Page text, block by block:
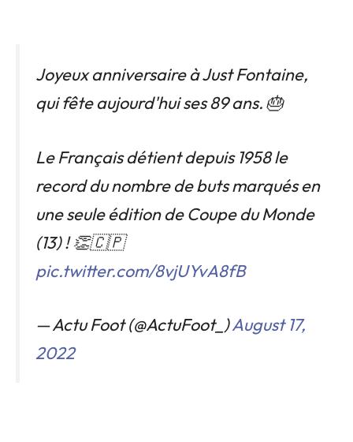
Joyeux anniversaire à Just Fontaine,
qui fête aujourd'hui ses 89 ans. 🎂
Le Français détient depuis 1958 le
record du nombre de buts marqués en
une seule édition de Coupe du Monde
(13) ! 👏🇨🇵
pic.twitter.com/8vjUYvA8fB
— Actu Foot (@ActuFoot_)August 17,
2022